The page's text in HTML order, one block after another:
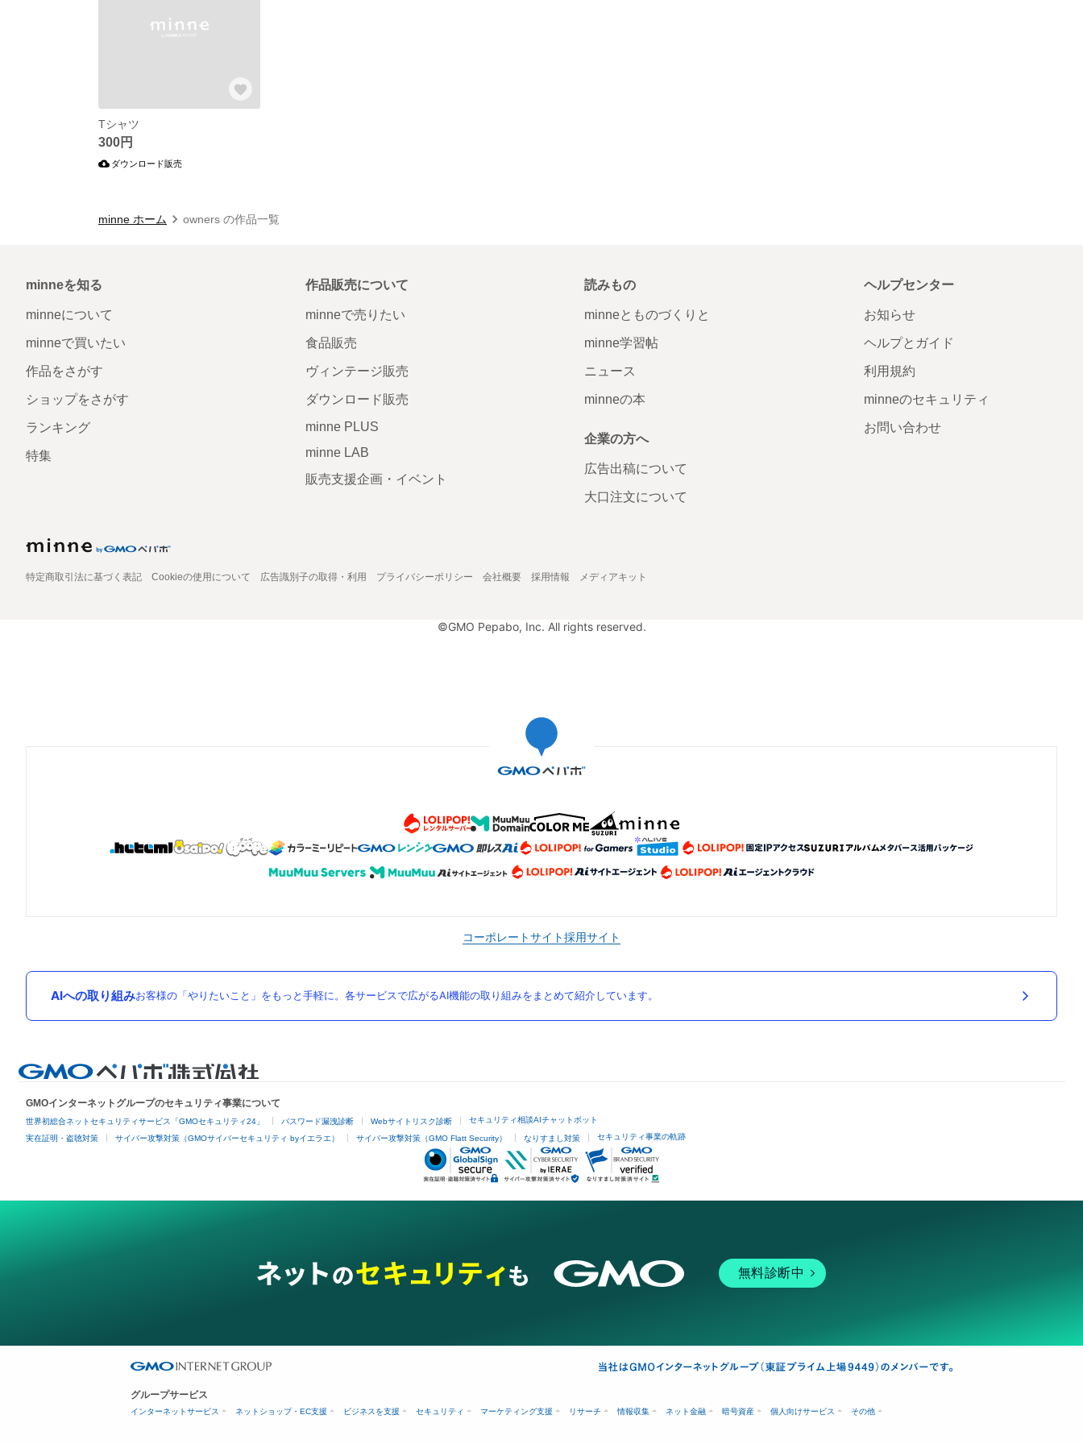
Tシャツ
300円
ダウンロード販売
minne ホーム owners の作品一覧
minneを知る
minneについて
minneで買いたい
作品をさがす
ショップをさがす
ランキング
特集
作品販売について
minneで売りたい
食品販売
ヴィンテージ販売
ダウンロード販売
minne PLUS
minne LAB
販売支援企画・イベント
読みもの
minneとものづくりと
minne学習帖
ニュース
minneの本
企業の方へ
広告出稿について
大口注文について
ヘルプセンター
お知らせ
ヘルプとガイド
利用規約
minneのセキュリティ
お問い合わせ
特定商取引法に基づく表記 Cookieの使用について 広告識別子の取得・利用 プライバシーポリシー 会社概要 採用情報 メディアキット
©GMO Pepabo, Inc. All rights reserved.
コーポレートサイト採用サイト
AIへの取り組みお客様の「やりたいこと」をもっと手軽に。各サービスで広がるAI機能の取り組みをまとめて紹介しています。
GMOインターネットグループのセキュリティ事業について
世界初総合ネットセキュリティサービス「GMOセキュリティ24」 パスワード漏洩診断 Webサイトリスク診断 セキュリティ相談AIチャットボット
実在証明・盗聴対策 サイバー攻撃対策（GMOサイバーセキュリティ byイエラエ） サイバー攻撃対策（GMO Flatt Security） なりすまし対策 セキュリティ事業の軌跡
無料診断中
グループサービス
インターネットサービス ネットショップ・EC支援 ビジネスを支援 セキュリティ マーケティング支援 リサーチ 情報収集 ネット金融 暗号資産 個人向けサービス その他